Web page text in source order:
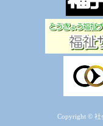
Copyright © 社